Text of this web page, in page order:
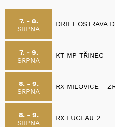
7. - 8.
SRPNA
DRIFT OSTRAVA
7. - 9.
SRPNA
KT MP TŘINEC
8. - 9.
SRPNA
RX MILOVICE -
8. - 9.
SRPNA
RX FUGLAU 2